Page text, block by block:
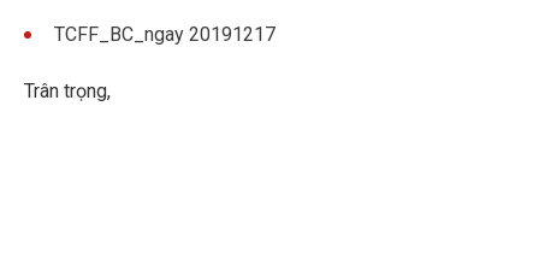
TCFF_BC_ngay 20191217
Trân trọng,